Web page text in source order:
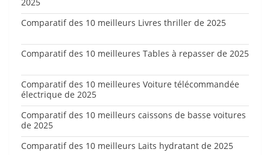
Comparatif des 10 meilleurs Livres thriller de 2025
Comparatif des 10 meilleures Tables à repasser de 2025
Comparatif des 10 meilleures Voiture télécommandée
électrique de 2025
Comparatif des 10 meilleurs caissons de basse voitures
de 2025
Comparatif des 10 meilleurs Laits hydratant de 2025